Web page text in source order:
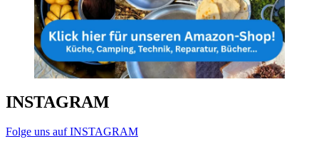
INSTAGRAM
Folge uns auf INSTAGRAM